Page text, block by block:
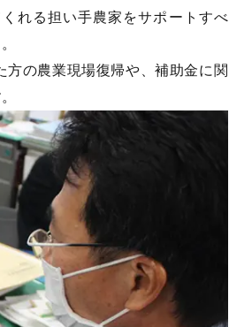
れる担い手農家をサポートすべ
の農業現場復帰や、補助金に関